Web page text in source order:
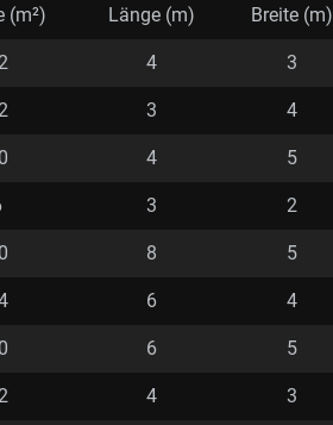
(m²) Länge (m) Breite (m)
4 3
3 4
4 5
3 2
8 5
6 4
6 5
4 3